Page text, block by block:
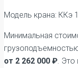
Модель крана: ККэ
Минимальная
от 2 262 000 ₽ .